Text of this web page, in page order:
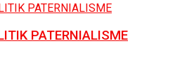
PATERNIALISME